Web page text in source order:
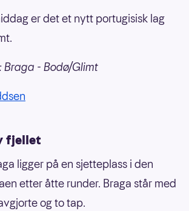
er det et nytt portugisisk lag
- Bodø/Glimt
fjellet
ligger på en sjetteplass i den
etter åtte runder. Braga står med
og to tap.